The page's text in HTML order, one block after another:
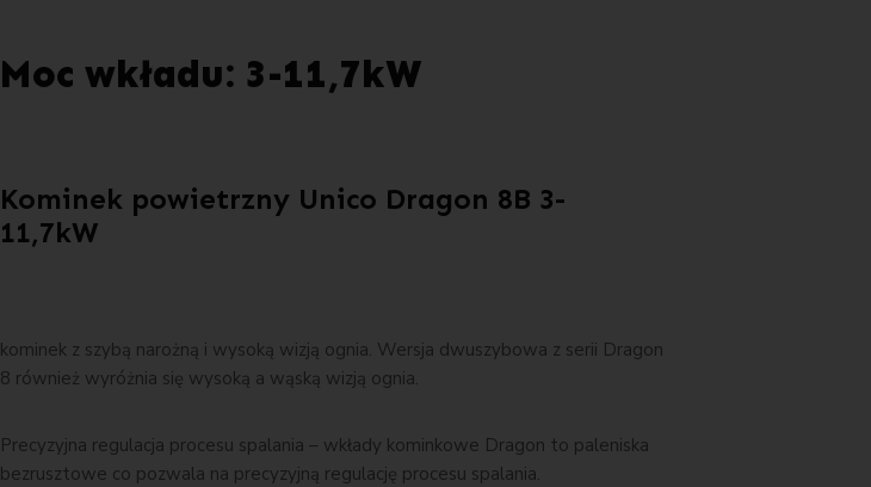
Moc wkładu: 3-11,7kW
Kominek powietrzny Unico Dragon 8B 3-
11,7kW
kominek z szybą narożną i wysoką wizją ognia. Wersja dwuszybowa z serii Dragon
8 również wyróżnia się wysoką a wąską wizją ognia.
Precyzyjna regulacja procesu spalania – wkłady kominkowe Dragon to paleniska
bezrusztowe co pozwala na precyzyjną regulację procesu spalania.